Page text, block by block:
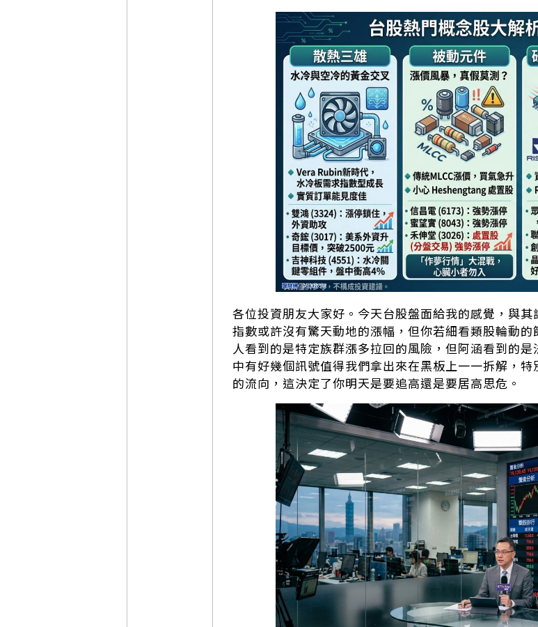
各位投資朋友大家好。今天台股盤面給我的感覺，與
指數或許沒有驚天動地的漲幅，但你若細看類股輪動
人看到的是特定族群漲多拉回的風險，但阿涵看到的
中有好幾個訊號值得我們拿出來在黑板上一一拆解，
的流向，這決定了你明天是要追高還是要居高思危。